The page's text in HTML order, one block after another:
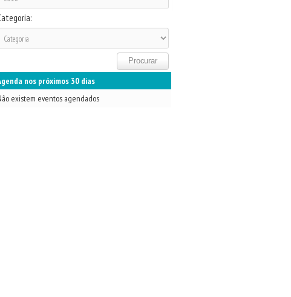
nos próximos 30 dias
existem eventos agendados